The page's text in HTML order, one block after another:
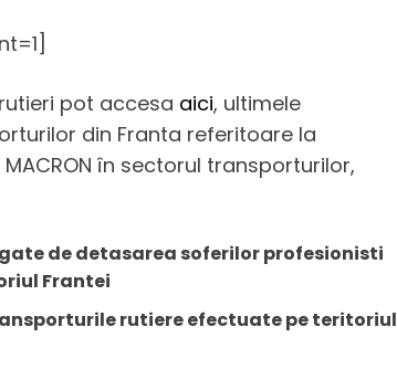
pot accesa aici, ultimele
din Franta referitoare la
în sectorul transporturilor,
de detasarea soferilor profesionisti
Frantei
rutiere efectuate pe teritoriul